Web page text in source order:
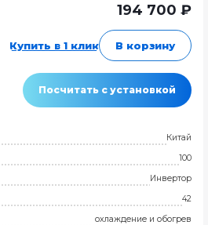
194 700 ₽
Купить в 1 клик В корзину
Посчитать с установкой
Китай
100
Инвертор
42
охлаждение и обогрев